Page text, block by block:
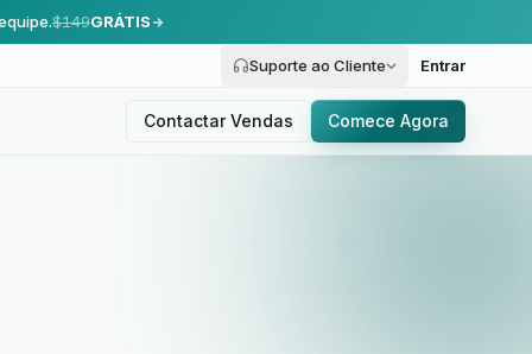
$149GRÁTIS
Suporte ao Cliente Entrar
Contactar Vendas Comece Agora